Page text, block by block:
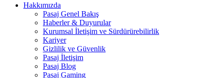
Hakkımızda
Pasaj Genel Bakış
Haberler & Duyurular
Kurumsal İletişim ve Sürdürürebilirlik
Kariyer
Gizlilik ve Güvenlik
Pasaj İletişim
Pasaj Blog
Pasaj Gaming